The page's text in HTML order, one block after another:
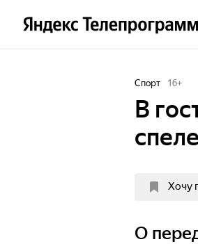
Спорт 16+
В
Хочу
О